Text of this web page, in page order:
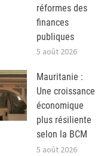
réformes des
finances
publiques
5 août 2026
Mauritanie :
Une croissance
économique
plus résiliente
selon la BCM
5 août 2026